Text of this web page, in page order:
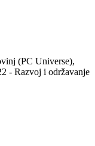
(PC Universe),
- Razvoj i održavanje